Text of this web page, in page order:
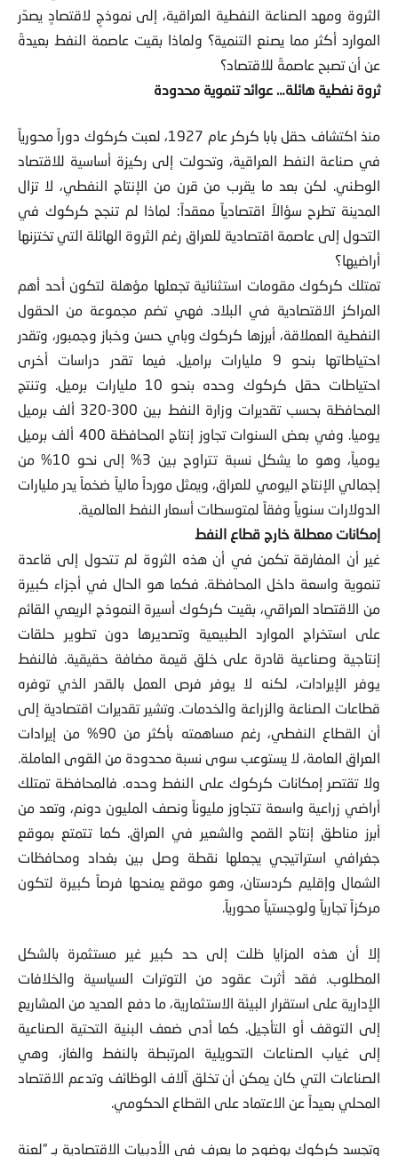
الثروة ومهد الصناعة النفطية العراقية، إلى نموذجٍ لاقتصادٍ يصدّر
الموارد أكثر مما يصنع التنمية؟ ولماذا بقيت عاصمة النفط بعيدةً
عن أن تصبح عاصمةً للاقتصاد؟
ثروة نفطية هائلة… عوائد تنموية محدودة
منذ اكتشاف حقل بابا كركر عام 1927، لعبت كركوك دوراً محورياً
في صناعة النفط العراقية، وتحولت إلى ركيزة أساسية للاقتصاد
الوطني. لكن بعد ما يقرب من قرن من الإنتاج النفطي، لا تزال
المدينة تطرح سؤالاً اقتصادياً معقداً: لماذا لم تنجح كركوك في
التحول إلى عاصمة اقتصادية للعراق رغم الثروة الهائلة التي تختزنها
أراضيها؟
تمتلك كركوك مقومات استثنائية تجعلها مؤهلة لتكون أحد أهم
المراكز الاقتصادية في البلاد. فهي تضم مجموعة من الحقول
النفطية العملاقة، أبرزها كركوك وباي حسن وخباز وجمبور، وتقدر
احتياطاتها بنحو 9 مليارات براميل. فيما تقدر دراسات أخرى
احتياطات حقل كركوك وحده بنحو 10 مليارات برميل. وتنتج
المحافظة بحسب تقديرات وزارة النفط بين 300-320 ألف برميل
يوميا. وفي بعض السنوات تجاوز إنتاج المحافظة 400 ألف برميل
يومياً، وهو ما يشكل نسبة تتراوح بين 3% إلى نحو 10% من
إجمالي الإنتاج اليومي للعراق، ويمثل مورداً مالياً ضخماً يدر مليارات
الدولارات سنوياً وفقاً لمتوسطات أسعار النفط العالمية.
إمكانات معطلة خارج قطاع النفط
غير أن المفارقة تكمن في أن هذه الثروة لم تتحول إلى قاعدة
تنموية واسعة داخل المحافظة. فكما هو الحال في أجزاء كبيرة
من الاقتصاد العراقي، بقيت كركوك أسيرة النموذج الريعي القائم
على استخراج الموارد الطبيعية وتصديرها دون تطوير حلقات
إنتاجية وصناعية قادرة على خلق قيمة مضافة حقيقية. فالنفط
يوفر الإيرادات، لكنه لا يوفر فرص العمل بالقدر الذي توفره
قطاعات الصناعة والزراعة والخدمات. وتشير تقديرات اقتصادية إلى
أن القطاع النفطي، رغم مساهمته بأكثر من 90% من إيرادات
العراق العامة، لا يستوعب سوى نسبة محدودة من القوى العاملة.
ولا تقتصر إمكانات كركوك على النفط وحده. فالمحافظة تمتلك
أراضي زراعية واسعة تتجاوز مليوناً ونصف المليون دونم، وتعد من
أبرز مناطق إنتاج القمح والشعير في العراق. كما تتمتع بموقع
جغرافي استراتيجي يجعلها نقطة وصل بين بغداد ومحافظات
الشمال وإقليم كردستان، وهو موقع يمنحها فرصاً كبيرة لتكون
مركزاً تجارياً ولوجستياً محورياً.
إلا أن هذه المزايا ظلت إلى حد كبير غير مستثمرة بالشكل
المطلوب. فقد أثرت عقود من التوترات السياسية والخلافات
الإدارية على استقرار البيئة الاستثمارية، ما دفع العديد من المشاريع
إلى التوقف أو التأجيل. كما أدى ضعف البنية التحتية الصناعية
إلى غياب الصناعات التحويلية المرتبطة بالنفط والغاز، وهي
الصناعات التي كان يمكن أن تخلق آلاف الوظائف وتدعم الاقتصاد
المحلي بعيداً عن الاعتماد على القطاع الحكومي.
وتجسد كركوك بوضوح ما يعرف في الأدبيات الاقتصادية بـ “لعنة